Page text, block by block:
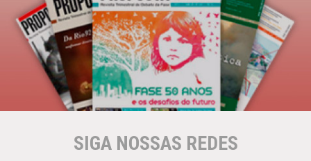
SIGA NOSSAS REDES